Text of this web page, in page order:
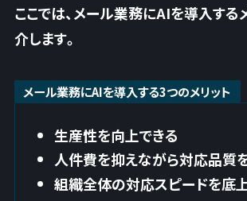
ここでは、メール業務にAIを導入する
介します。
メール業務にAIを導入する3つのメリット
生産性を向上できる
人件費を抑えながら対応品質
組織全体の対応スピードを底